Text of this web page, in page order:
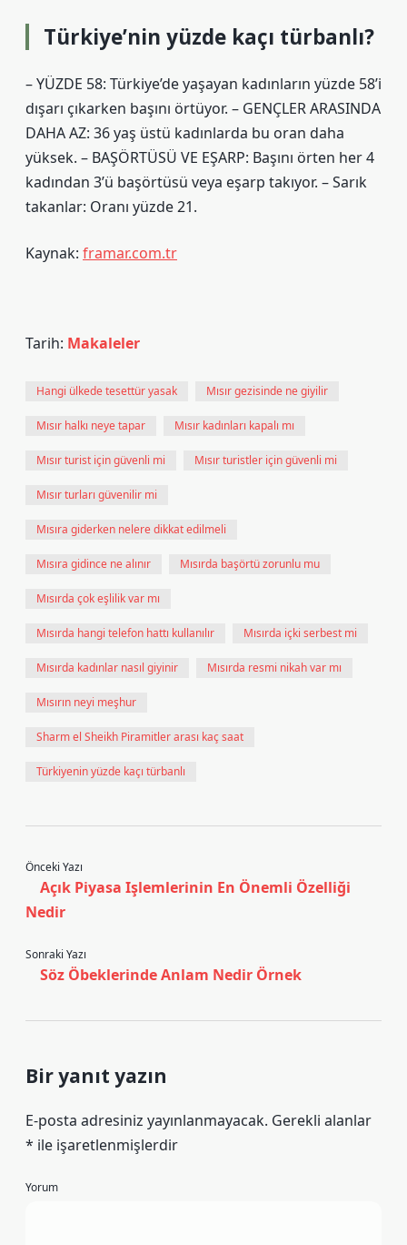
Türkiye’nin yüzde kaçı türbanlı?
– YÜZDE 58: Türkiye’de yaşayan kadınların yüzde 58’i
dışarı çıkarken başını örtüyor. – GENÇLER ARASINDA
DAHA AZ: 36 yaş üstü kadınlarda bu oran daha
yüksek. – BAŞÖRTÜSÜ VE EŞARP: Başını örten her 4
kadından 3’ü başörtüsü veya eşarp takıyor. – Sarık
takanlar: Oranı yüzde 21.
Kaynak: framar.com.tr
Tarih: Makaleler
Hangi ülkede tesettür yasak Mısır gezisinde ne giyilir
Mısır halkı neye tapar Mısır kadınları kapalı mı
Mısır turist için güvenli mi Mısır turistler için güvenli mi
Mısır turları güvenilir mi
Mısıra giderken nelere dikkat edilmeli
Mısıra gidince ne alınır Mısırda başörtü zorunlu mu
Mısırda çok eşlilik var mı
Mısırda hangi telefon hattı kullanılır Mısırda içki serbest mi
Mısırda kadınlar nasıl giyinir Mısırda resmi nikah var mı
Mısırın neyi meşhur
Sharm el Sheikh Piramitler arası kaç saat
Türkiyenin yüzde kaçı türbanlı
Önceki Yazı
Açık Piyasa Işlemlerinin En Önemli Özelliği
Nedir
Sonraki Yazı
Söz Öbeklerinde Anlam Nedir Örnek
Bir yanıt yazın
E-posta adresiniz yayınlanmayacak. Gerekli alanlar
* ile işaretlenmişlerdir
Yorum